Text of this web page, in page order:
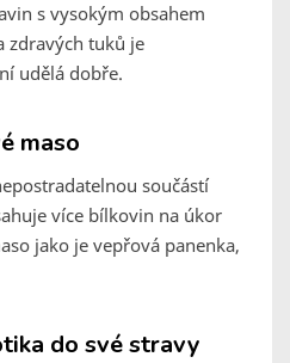
s vysokým obsahem
zdravých tuků je
udělá dobře.
maso
součástí
více bílkovin na úkor
jako je vepřová panenka,
do své stravy